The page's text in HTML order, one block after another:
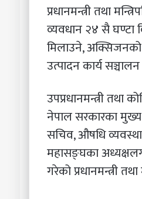
प्रधानमन्त्री तथा
व्यवधान २४ सै घण्टा
मिलाउने, अक्सिजनको
उत्पादन कार्य
उपप्रधानमन्त्री तथा
नेपाल सरकारका मुख्य
सचिव, औषधि व्यवस्था
महासङ्घका
गरेको प्रधानमन्त्री